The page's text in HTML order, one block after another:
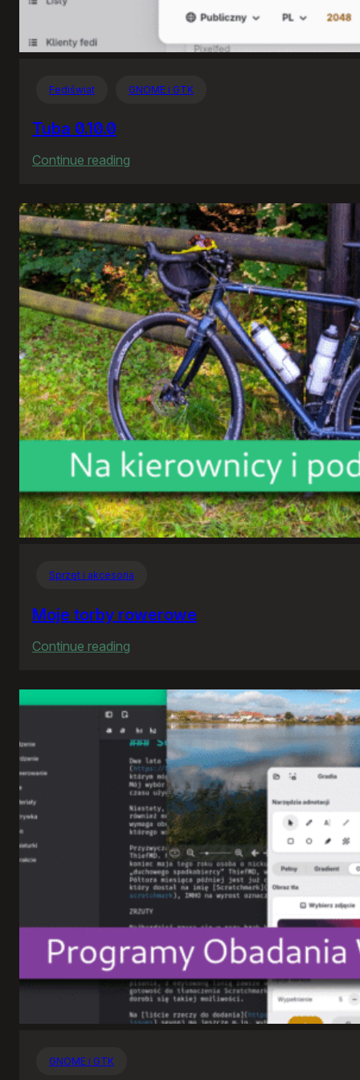
Fediświat GNOME i GTK
Tuba 0.10.0
Continue reading
0.10.0
Sprzęt i akcesoria
Moje torby rowerowe
Continue reading
torby
rowerowe
GNOME i GTK